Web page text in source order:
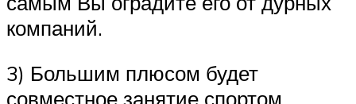
компаний.
3) Большим плюсом будет
совместное занятие спортом